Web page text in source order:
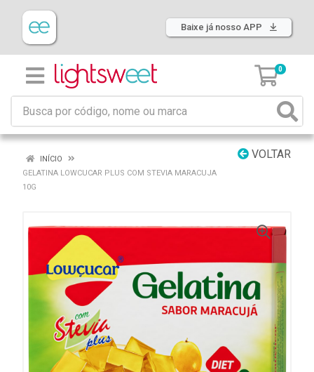
Baixe já nosso APP
0
VOLTAR
INÍCIO
GELATINA LOWCUCAR PLUS COM STEVIA MARACUJA
10G